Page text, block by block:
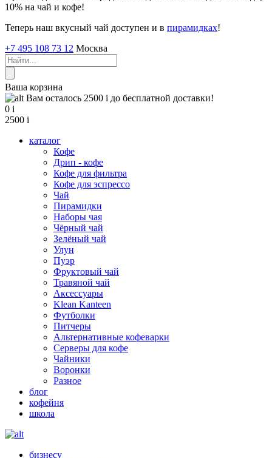
10% на чай и кофе!
Теперь наш вкусный чай доступен и в пирамидках!
+7 495 108 73 12 Москва
Ваша корзина
Вам осталось 2500 i до бесплатной доставки!
0 i
2500 i
каталог
Кофе
Дрип - кофе
Кофе для фильтра
Кофе для эспрессо
Чай
Пирамидки
Наборы чая
Чёрный чай
Зелёный чай
Улун
Пуэр
Фруктовый чай
Травяной чай
Аксессуары
Klean Kanteen
Футболки
Питчеры
Альтернативные кофеварки
Серверы для кофе
Чайники
Воронки
Разное
блог
кофейня
школа
бизнесу